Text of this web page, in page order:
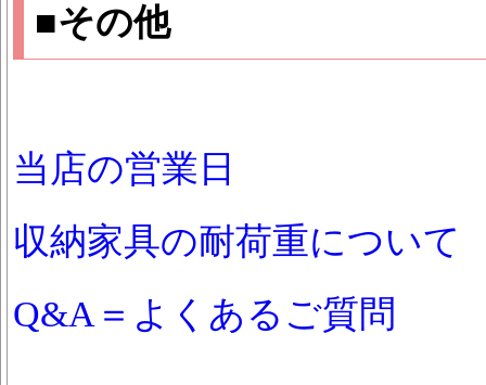
■その他
当店の営業日
収納家具の耐荷重について
Q&A＝よくあるご質問